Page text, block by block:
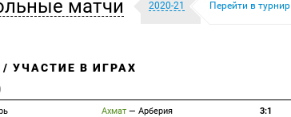
матчи 2020-21 Перейти в турнир
/ УЧАСТИЕ В ИГРАХ
Ахмат — Арберия 3:1